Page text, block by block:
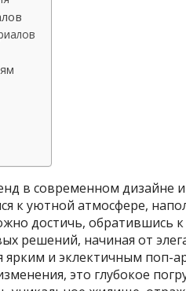
в современном дизайне
к уютной атмосфере,
достичь, обратившись
решений, начиная от
и эклектичным поп-
это глубокое